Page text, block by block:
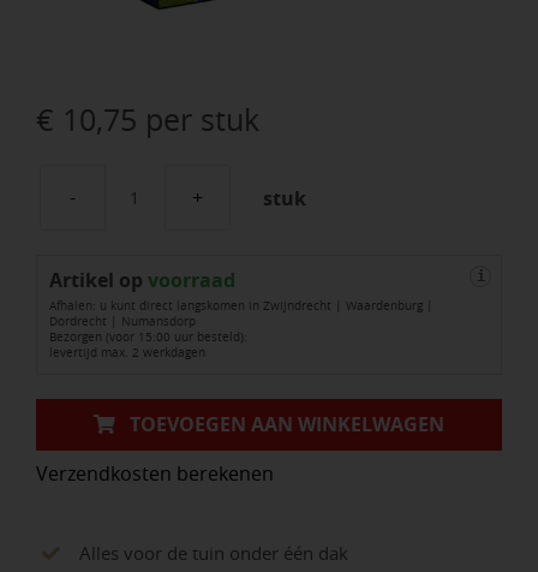
€ 10,75 per stuk
DCM
Siertuin
1,5
kg
stuk
Artikel op voorraad
Afhalen: u kunt direct langskomen in Zwijndrecht | Waardenburg |
Dordrecht | Numansdorp
Bezorgen (voor 15:00 uur besteld):
levertijd max. 2 werkdagen
i
TOEVOEGEN AAN WINKELWAGEN
Verzendkosten berekenen
Alles voor de tuin onder één dak